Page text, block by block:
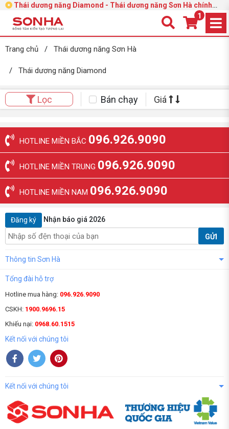
Thái dương năng Diamond - Thái dương năng Sơn Hà chính
1
Trang chủ / Thái dương năng Sơn Hà
/ Thái dương năng Diamond
Lọc Bán chạy Giá
HOTLINE MIỀN BẮC 096.926.9090
HOTLINE MIỀN TRUNG 096.926.9090
HOTLINE MIỀN NAM 096.926.9090
Đăng ký Nhận báo giá 2026
GỬI
Thông tin Sơn Hà
Tổng đài hỗ trợ
Hotline mua hàng: 096.926.9090
CSKH: 1900.9696.15
Khiếu nại: 0968.60.1515
Kết nối với chúng tôi
Kết nối với chúng tôi